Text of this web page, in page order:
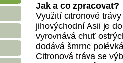
Jak a co zpracovat?
Využití citronové
jihovýchodní Asii je
vyrovnává chuť
dodává šmrnc
Citronová tráva se